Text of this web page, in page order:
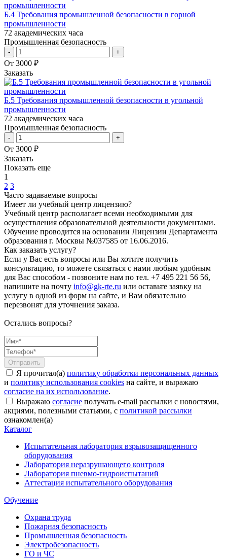
Б.4 Требования промышленной безопасности в горной
промышленности
72 академических часа
Промышленная безопасность
- +
От 3000 ₽
Заказать
Б.5 Требования промышленной безопасности в угольной
промышленности
72 академических часа
Промышленная безопасность
- +
От 3000 ₽
Заказать
Показать еще
1
2 3
Часто задаваемые вопросы
Имеет ли учебный центр лицензию?
Учебный центр располагает всеми необходимыми для
осуществления образовательной деятельности документами.
Обучение проводится на основании Лицензии Департамента
образования г. Москвы №037585 от 16.06.2016.
Как заказать услугу?
Если у Вас есть вопросы или Вы хотите получить
консультацию, то можете связаться с нами любым удобным
для Вас способом - позвоните нам по тел. +7 495 221 56 56,
напишите на почту info@gk-rte.ru или оставьте заявку на
услугу в одной из форм на сайте, и Вам обязательно
перезвонят для уточнения заказа.
Остались вопросы?
Я прочитал(а) политику обработки персональных данных
и политику использования cookies на сайте, и выражаю
согласие на их использование.
Выражаю согласие получать e-mail рассылки с новостями,
акциями, полезными статьями, с политикой рассылки
ознакомлен(а)
Каталог
Испытательная лаборатория взрывозащищенного
оборудования
Лаборатория неразрушающего контроля
Лаборатория пневмо-гидроиспытаний
Аттестация испытательного оборудования
Обучение
Охрана труда
Пожарная безопасность
Промышленная безопасность
Электробезопасность
ГО и ЧС